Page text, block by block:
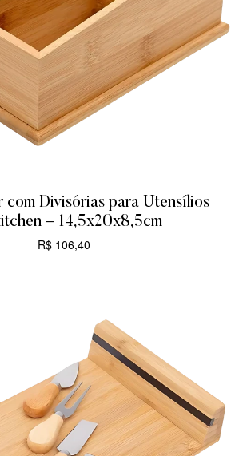
com Divisórias para Utensílios
– 14,5x20x8,5cm
R$ 106,40